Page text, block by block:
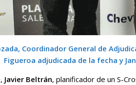
Coordinador General de
Figueroa adjudicada de la fecha y
Javier Beltrán, planificador de un S-